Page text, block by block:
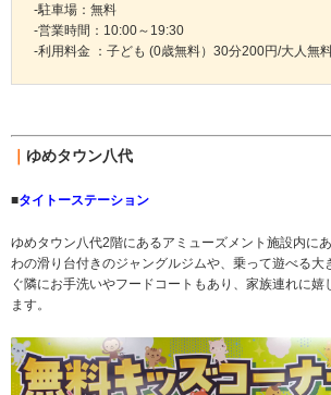
-駐車場：無料
-営業時間：10:00～19:30
-利用料金 ：子ども (0歳無料）30分200円/大人無
ゆめタウン八代
■タイトーステーション
ゆめタウン八代2階にあるアミューズメント施設内に
わの滑り台付きのジャングルジムや、乗って遊べる大
ぐ隣にお手洗いやフードコートもあり、家族連れに嬉
ます。